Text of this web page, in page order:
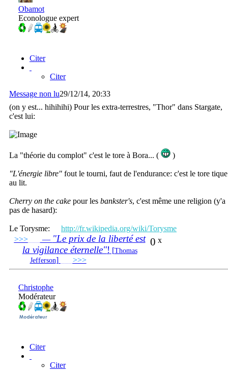
Obamot
Econologue expert
Citer
Citer
Message non lu29/12/14, 20:33
(on y est... hihihihi) Pour les extra-terrestres, "Thor" dans Stargate,
c'est lui:
La "théorie du complot" c'est le tore à Bora... ( )
"L'énergie libre" fout le tourni, faut de l'endurance: c'est le tore tique
au lit.
Cherry on the cake pour les bankster's, c'est même une religion (y'a
pas de hasard):
Le Torysme: http://fr.wikipedia.org/wiki/Torysme
0 x
>>>___ — "Le prix de la liberté est
la vigilance éternelle"! [Thomas
Jefferson] >>>______________________________
Christophe
Modérateur
Citer
Citer